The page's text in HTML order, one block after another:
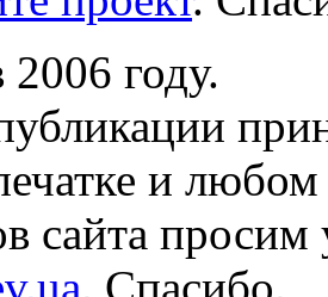
году.
и
сайта просим